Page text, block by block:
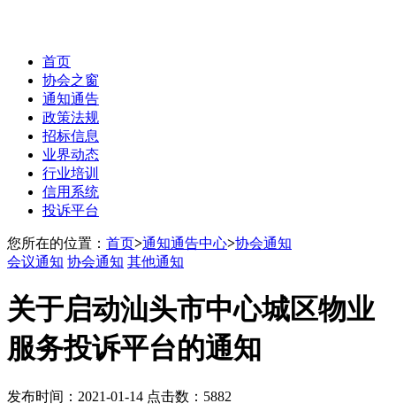
首页
协会之窗
通知通告
政策法规
招标信息
业界动态
行业培训
信用系统
投诉平台
您所在的位置： 首页>通知通告中心>协会通知
会议通知 协会通知 其他通知
关于启动汕头市中心城区物业
服务投诉平台的通知
发布时间：2021-01-14 点击数：5882